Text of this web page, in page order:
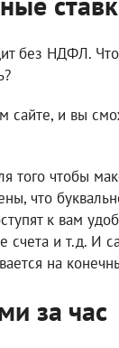
без НДФЛ.
и вы
того чтобы
что
к вам
счета и т.д. И
на
за час